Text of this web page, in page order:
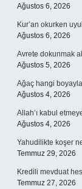
Ağustos 6, 2026
Kur’an okurken
Ağustos 6, 2026
Avrete dokunmak
Ağustos 5, 2026
Ağaç hangi
Ağustos 4, 2026
Allah’ı kabul
Ağustos 4, 2026
Yahudilikte koşer
Temmuz 29, 2026
Kredili mevduat
Temmuz 27, 2026